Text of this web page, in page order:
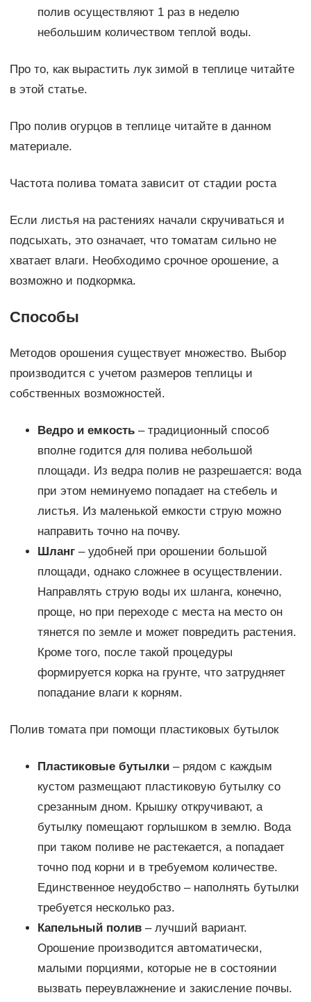
полив осуществляют 1 раз в неделю
небольшим количеством теплой воды.
Про то, как вырастить лук зимой в теплице читайте
в этой статье.
Про полив огурцов в теплице читайте в данном
материале.
Частота полива томата зависит от стадии роста
Если листья на растениях начали скручиваться и
подсыхать, это означает, что томатам сильно не
хватает влаги. Необходимо срочное орошение, а
возможно и подкормка.
Способы
Методов орошения существует множество. Выбор
производится с учетом размеров теплицы и
собственных возможностей.
Ведро и емкость– традиционный способ
вполне годится для полива небольшой
площади. Из ведра полив не разрешается: вода
при этом неминуемо попадает на стебель и
листья. Из маленькой емкости струю можно
направить точно на почву.
Шланг– удобней при орошении большой
площади, однако сложнее в осуществлении.
Направлять струю воды их шланга, конечно,
проще, но при переходе с места на место он
тянется по земле и может повредить растения.
Кроме того, после такой процедуры
формируется корка на грунте, что затрудняет
попадание влаги к корням.
Полив томата при помощи пластиковых бутылок
Пластиковые бутылки– рядом с каждым
кустом размещают пластиковую бутылку со
срезанным дном. Крышку откручивают, а
бутылку помещают горлышком в землю. Вода
при таком поливе не растекается, а попадает
точно под корни и в требуемом количестве.
Единственное неудобство – наполнять бутылки
требуется несколько раз.
Капельный полив– лучший вариант.
Орошение производится автоматически,
малыми порциями, которые не в состоянии
вызвать переувлажнение и закисление почвы.